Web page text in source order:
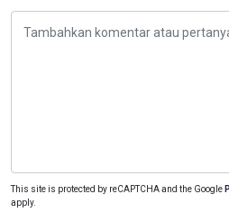
This site is protected by reCAPTCHA and the Google
apply.